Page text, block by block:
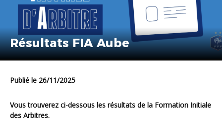
Résultats FIA Aube
Publié le 26/11/2025
Vous trouverez ci-dessous les résultats de la Formation Initiale
des Arbitres.